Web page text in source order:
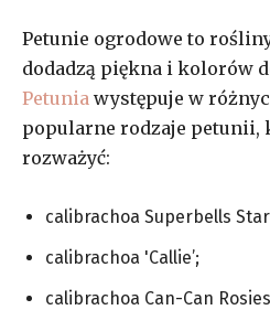
Petunie ogrodowe to
dodadzą piękna i kolorów
Petunia występuje w
popularne rodzaje petunii,
rozważyć:
calibrachoa Superbells
calibrachoa 'Callie’;
calibrachoa Can-Can